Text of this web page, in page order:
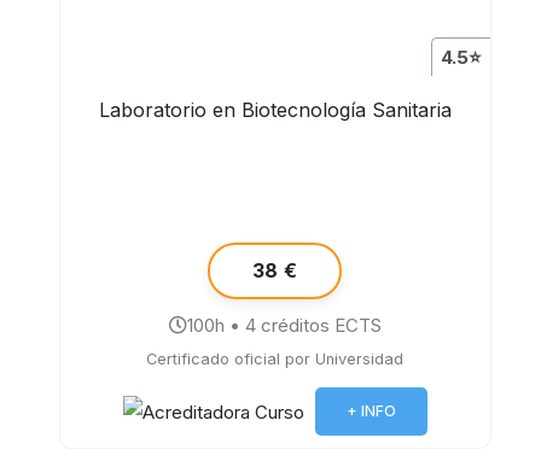
4.5⭐
Laboratorio en Biotecnología Sanitaria
38 €
100h • 4 créditos ECTS
Certificado oficial por Universidad
+ INFO